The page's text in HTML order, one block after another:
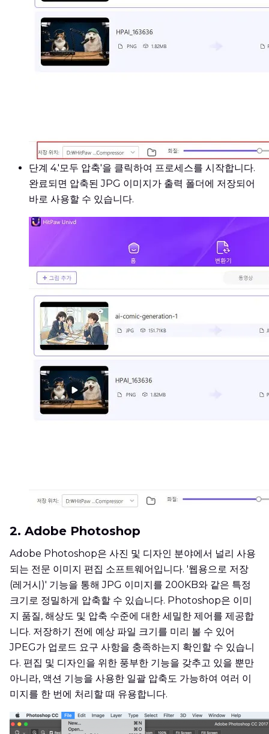
단계 4.'모두 압축'을 클릭하여 프로세스를 시작합니다.
완료되면 압축된 JPG 이미지가 출력 폴더에 저장되어
바로 사용할 수 있습니다.
2. Adobe Photoshop
Adobe Photoshop은 사진 및 디자인 분야에서 널리 사용
되는 전문 이미지 편집 소프트웨어입니다. '웹용으로 저장
(레거시)' 기능을 통해 JPG 이미지를 200KB와 같은 특정
크기로 정밀하게 압축할 수 있습니다. Photoshop은 이미
지 품질, 해상도 및 압축 수준에 대한 세밀한 제어를 제공합
니다. 저장하기 전에 예상 파일 크기를 미리 볼 수 있어
JPEG가 업로드 요구 사항을 충족하는지 확인할 수 있습니
다. 편집 및 디자인을 위한 풍부한 기능을 갖추고 있을 뿐만
아니라, 액션 기능을 사용한 일괄 압축도 가능하여 여러 이
미지를 한 번에 처리할 때 유용합니다.